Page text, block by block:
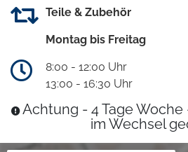
Teile & Zubehör
Montag bis Freitag
8:00 - 12:00 Uhr
13:00 - 16:30 Uhr
Achtung - 4 Tage
im Wechsel